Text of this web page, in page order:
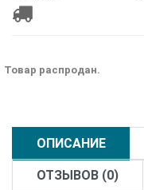
Товар распродан.
ОПИСАНИЕ
ОТЗЫВОВ (0)